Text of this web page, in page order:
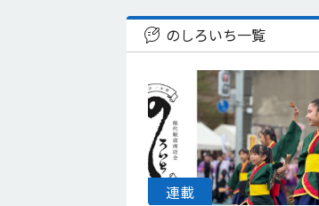
のしろいち一覧